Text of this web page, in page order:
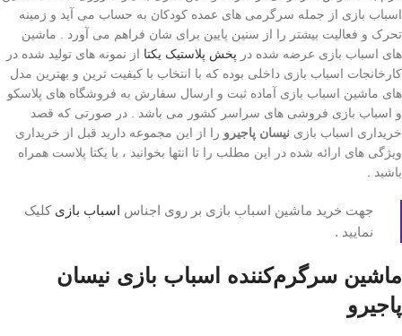
اسباب بازی از جمله سرگرمی های عمده کودکان به حساب می آید و زمینه
تحرک و فعالیت بیشتر را از سنین پایین برای شان فراهم می آورد . ماشین
های اسباب بازی عرضه شده در پخش پلاستیک یکتا از نمونه های تولید شده در
کارخانجات اسباب بازی داخلی بوده که با انتخاب با کیفیت ترین و بهترین مدل
های ماشین اسباب بازی آماده ثبت و ارسال سفارش به فروشگاه های پلاسکو
و اسباب بازی فروشی های سراسر کشور می باشد . در صورتی که قصد
خریداری اسباب بازی نیسان پاجیرو را از این مجموعه دارید قبل از خریداری
ویژگی های ارائه شده در این مطلب را تا انتها بخوانید ، با یکتا پلاست همراه
باشید .
جهت خرید ماشین اسباب بازی بر روی اجناس اسباب بازی کلیک
نمایید .
ماشین سرگرم‌کننده اسباب بازی نیسان
پاجیرو